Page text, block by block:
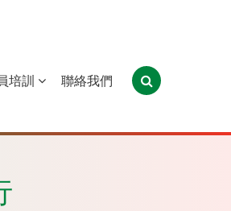
美和普林西比 東帝汶
培訓 聯絡我們